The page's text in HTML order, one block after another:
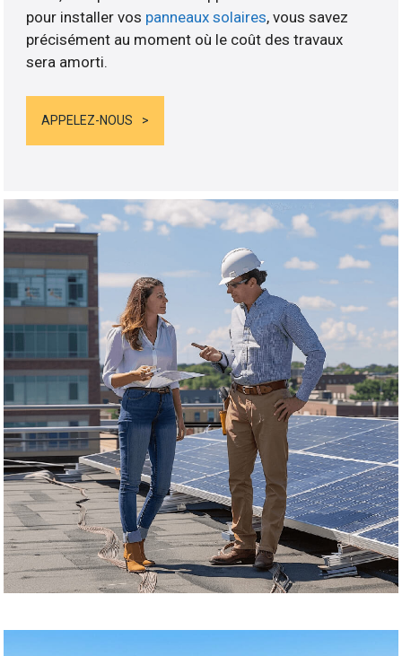
pour installer vos panneaux solaires, vous savez
précisément au moment où le coût des travaux
sera amorti.
APPELEZ-NOUS